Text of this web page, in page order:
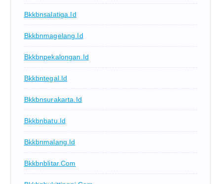
Bkkbnsalatiga.id
Bkkbnmagelang.id
Bkkbnpekalongan.id
Bkkbntegal.id
Bkkbnsurakarta.id
Bkkbnbatu.id
Bkkbnmalang.id
Bkkbnblitar.com